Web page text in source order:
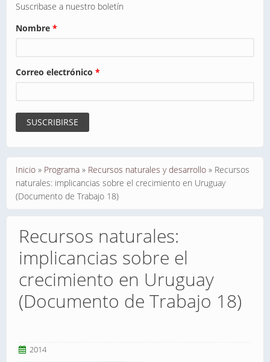
Suscribase a nuestro boletín
Nombre *
Correo electrónico *
Se encuentra usted aquí
Inicio » Programa » Recursos naturales y desarrollo » Recursos
naturales: implicancias sobre el crecimiento en Uruguay
(Documento de Trabajo 18)
Recursos naturales:
implicancias sobre el
crecimiento en Uruguay
(Documento de Trabajo 18)
2014